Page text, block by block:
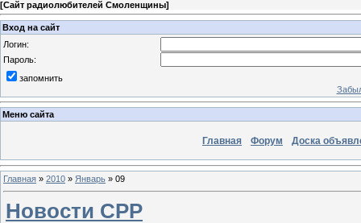
[Сайт радиолюбителей Смоленщины]
Вход на сайт
Логин:
Пароль:
запомнить
Меню сайта
Главная Форум Доска
Главная » 2010 » Январь » 09
Новости СРР